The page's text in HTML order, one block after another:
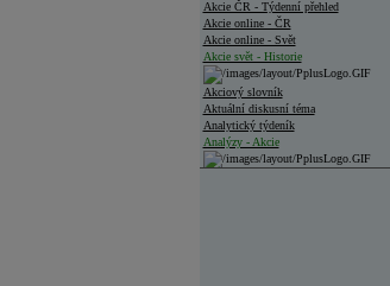
Akcie ČR - Týdenní přehled
Akcie online - ČR
Akcie online - Svět
Akcie svět - Historie
Akciový slovník
Aktuální diskusní téma
Analytický týdeník
Analýzy - Akcie